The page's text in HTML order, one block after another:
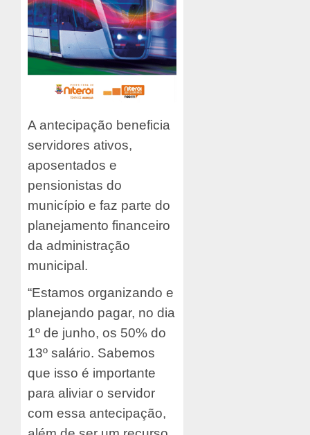
A antecipação beneficia
servidores ativos,
aposentados e
pensionistas do
município e faz parte do
planejamento financeiro
da administração
municipal.
“Estamos organizando e
planejando pagar, no dia
1º de junho, os 50% do
13º salário. Sabemos
que isso é importante
para aliviar o servidor
com essa antecipação,